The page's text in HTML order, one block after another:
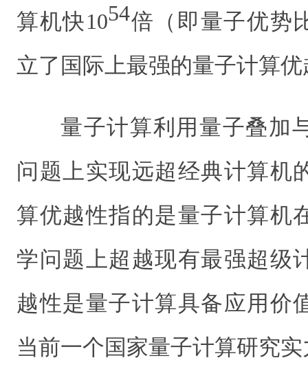
算机快1054倍（即量子优势
立了国际上最强的量子计算
量子计算利用量子叠加
问题上实现远超经典计算机
算优越性指的是量子计算机
学问题上超越现有最强超级
越性是量子计算具备应用价
当前一个国家量子计算研究